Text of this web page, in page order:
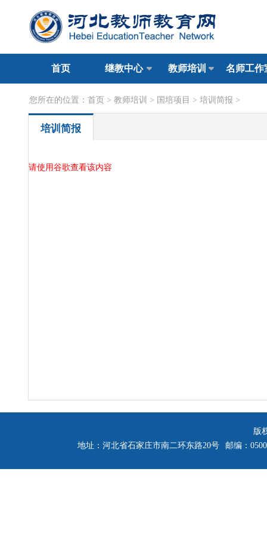
首页 继教中心 教师培训 名师工作
您所在的位置： 首页 > 教师培训 > 国培项目 > 培训简报 >
培训简报
请使用谷歌查看该内容
版
地址：河北省石家庄市南二环东路20号
邮编：